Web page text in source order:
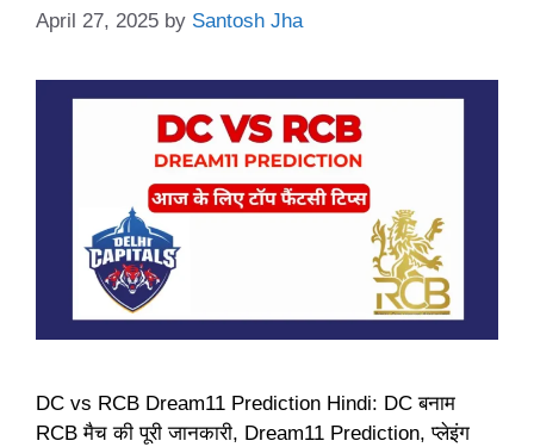
April 27, 2025 by Santosh Jha
DC vs RCB Dream11 Prediction Hindi: DC बनाम
RCB मैच की पूरी जानकारी, Dream11 Prediction, प्लेइंग